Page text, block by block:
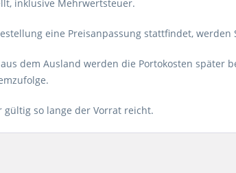
inklusive Mehrwertsteuer.
eine Preisanpassung stattfindet,
dem Ausland werden die Portokosten
so lange der Vorrat reicht.